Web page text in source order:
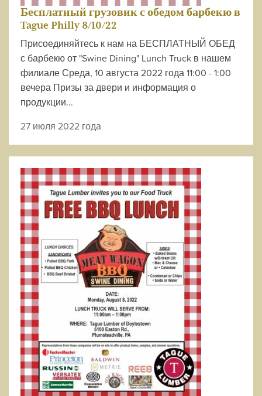
Бесплатный грузовик с обедом барбекю в
Tague Philly 8/10/22
Присоединяйтесь к нам на БЕСПЛАТНЫЙ ОБЕД
с барбекю от "Swine Dining" Lunch Truck в нашем
филиале Среда, 10 августа 2022 года 11:00 - 1:00
вечера Призы за двери и информация о
продукции...
27 июля 2022 года